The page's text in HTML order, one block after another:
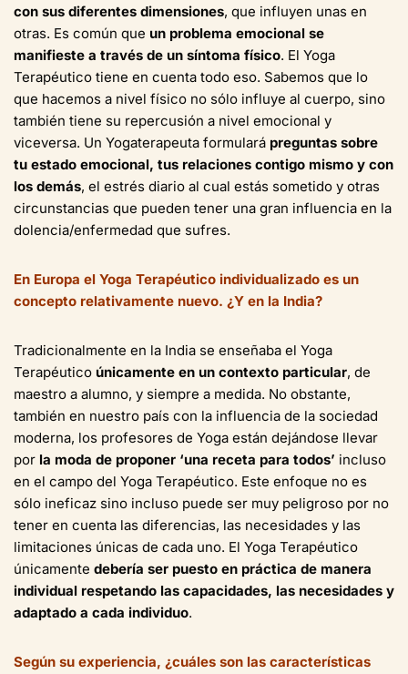
con sus diferentes dimensiones, que influyen unas en
otras. Es común que un problema emocional se
manifieste a través de un síntoma físico. El Yoga
Terapéutico tiene en cuenta todo eso. Sabemos que lo
que hacemos a nivel físico no sólo influye al cuerpo, sino
también tiene su repercusión a nivel emocional y
viceversa. Un Yogaterapeuta formulará preguntas sobre
tu estado emocional, tus relaciones contigo mismo y con
los demás, el estrés diario al cual estás sometido y otras
circunstancias que pueden tener una gran influencia en la
dolencia/enfermedad que sufres.
En Europa el Yoga Terapéutico individualizado es un
concepto relativamente nuevo. ¿Y en la India?
Tradicionalmente en la India se enseñaba el Yoga
Terapéutico únicamente en un contexto particular, de
maestro a alumno, y siempre a medida. No obstante,
también en nuestro país con la influencia de la sociedad
moderna, los profesores de Yoga están dejándose llevar
por la moda de proponer ‘una receta para todos’ incluso
en el campo del Yoga Terapéutico. Este enfoque no es
sólo ineficaz sino incluso puede ser muy peligroso por no
tener en cuenta las diferencias, las necesidades y las
limitaciones únicas de cada uno. El Yoga Terapéutico
únicamente debería ser puesto en práctica de manera
individual respetando las capacidades, las necesidades y
adaptado a cada individuo.
Según su experiencia, ¿cuáles son las características